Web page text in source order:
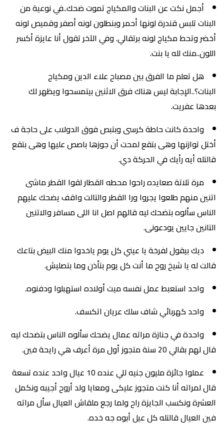
أجمل نكت عن البنات والمكياج تموت ضحك..في نوعية من
البنات تلبس قندرة لونها أحمر وبنطلون لونه أصفر وقميص لونه
أخضر وتحط مكياج لونه برتقالي. وفي الآخر تقول أنا عايزة أكسر
اللون..منك لله يا بنت.
هل تعلم ما الفرق بين مصباح علاء الدين ومكياج
البنات؟..الإجابة ليس هناك فرق الاثنين بيتمسحوا ويظهر لك
بعدها عفريت.
واحدة كانت حاطة كرسى وبتبص فوق الدولاب على حاجة ف
أختل توازنها وهى بتقع لمحت أن جوزها باصص عليها وهى بتقع
قالتله أيه رأيك في الحركة دي.
مرة تلاتة صعايده راحوا محطه القطار لقوا القطر ماشى
اتنين منهم طلعوا يجروا ورا القطر والتالت واقف يضحك عليهم
الناس سألوه بتضحك ليه قالهم اصل انا اللى مسافر والاتنين
التانين جايين يودعونى.
ديك بيقول لفرخة يا عيني كل يوم ياخدوا منك البيض بتاعك
قالت له يا شيخ روح ما أنت كل يوم بتأذن وما بتصليش.
واحد استعبط عمل نفسه ميت أولاده استهبلوا ودفنوه.
واحد كهربائي شاف سلك عريان اتكسف.
واحدة في جنازة مراته عمال يضحك سألوه الناس بتضحك ليه
قال لهم بقالي 20 سنة متجوز أول مرة أعرف هي رايحة فين.
عملوا جائزة مليون جنيه للي عنده 10 عيال واحد عنده تسعة
قال لمراته أنا كنت متجوز عليكى ومعايا ولد أروح أجيبه ونكمل
العشرة ونكسب الجايزة راح ولما رجع ملقاش العيال سأل مراته
فين العيال قالتله كل عيل أبوه جه خده.